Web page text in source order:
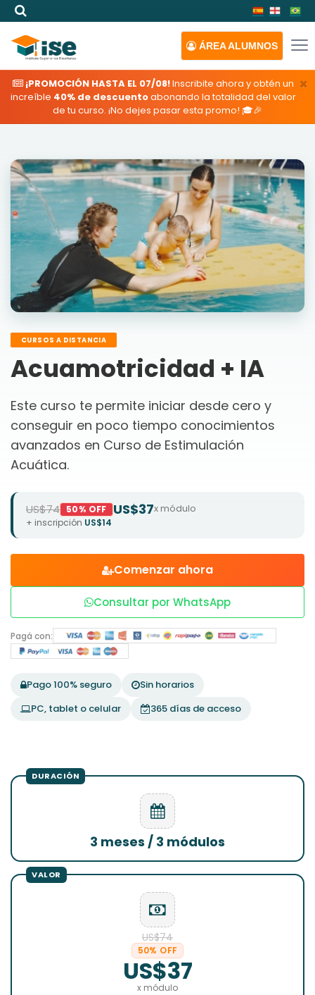
ÁREAALUMNOS
×
¡PROMOCIÓN HASTA EL 07/08!Inscribite ahora y obtén un
increíble 40% de descuentoabonando la totalidad del valor
de tu curso. ¡No dejes pasar esta promo! 🎓🎉
CURSOS A DISTANCIA
Acuamotricidad + IA
Este curso te permite iniciar desde cero y
conseguir en poco tiempo conocimientos
avanzados en Curso de Estimulación
Acuática.
US$74 50% OFF US$37x módulo
+ inscripción US$14
Comenzar ahora
Consultar por WhatsApp
Pagá con:
Pago 100% seguro
Sin horarios
PC, tablet o celular
365 días de acceso
3 meses / 3 módulos
US$74
50% OFF
US$37
x módulo